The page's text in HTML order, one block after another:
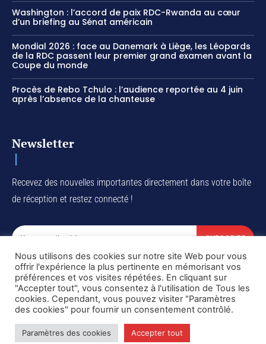
Washington : l’accord de paix RDC-Rwanda au cœur
d’un briefing au Sénat américain
Mondial 2026 : face au Danemark à Liège, les Léopards
de la RDC passent leur premier grand examen avant la
Coupe du monde
Procès de Rebo Tchulo : l’audience reportée au 4 juin
après l’absence de la chanteuse
Newsletter
Recevez des nouvelles importantes directement dans votre boîte
de réception et restez connecté !
SUBSCRIBE
I've read and accept thePrivacy Policy.
Copyright © DiaspoRDC. All rights reserved
Nous utilisons des cookies sur notre site Web pour vous
offrir l'expérience la plus pertinente en mémorisant vos
préférences et vos visites répétées. En cliquant sur
"Accepter tout", vous consentez à l'utilisation de Tous les
cookies. Cependant, vous pouvez visiter "Paramètres
des cookies" pour fournir un consentement contrôlé.
Paramètres des cookies Accepter tout